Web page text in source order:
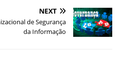
NEXT
de Segurança
da Informação